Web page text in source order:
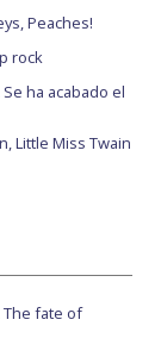
Peaches!
rock
ha acabado el
Little Miss Twain
The fate of